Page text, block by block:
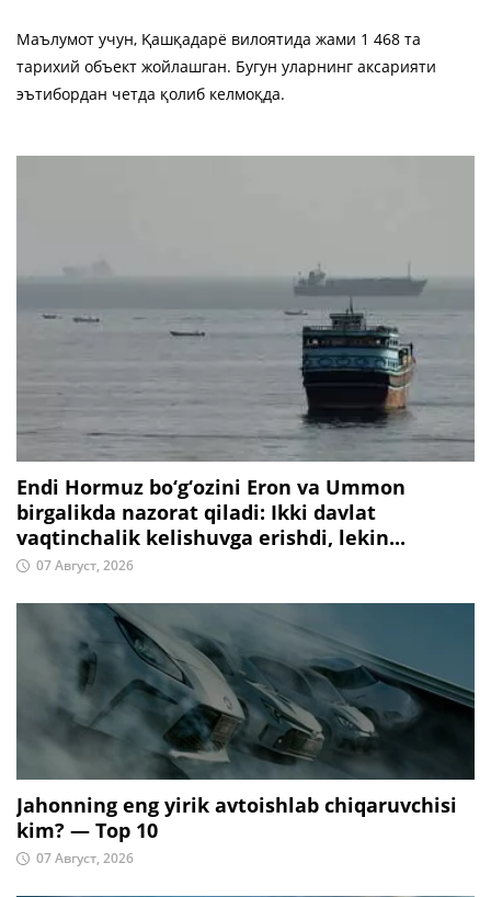
Маълумот учун, Қашқадарё вилоятида жами 1 468 та
тарихий объект жойлашган. Бугун уларнинг аксарияти
эътибордан четда қолиб келмоқда.
Endi Hormuz bo‘g‘ozini Eron va Ummon
birgalikda nazorat qiladi: Ikki davlat
vaqtinchalik kelishuvga erishdi, lekin...
07 Август, 2026
Jahonning eng yirik avtoishlab chiqaruvchisi
kim? — Top 10
07 Август, 2026